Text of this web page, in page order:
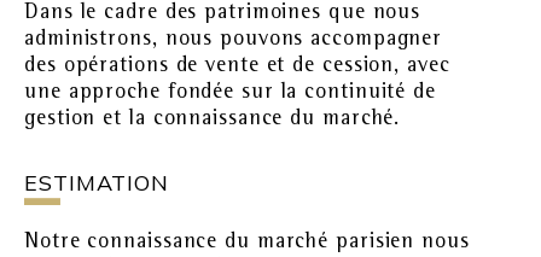
Dans le cadre des patrimoines que nous
administrons, nous pouvons accompagner
des opérations de vente et de cession, avec
une approche fondée sur la continuité de
gestion et la connaissance du marché.
ESTIMATION
Notre connaissance du marché parisien nous